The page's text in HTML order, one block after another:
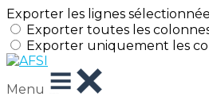
Exporter les lignes
Exporter toutes les
Exporter uniquement les
Menu